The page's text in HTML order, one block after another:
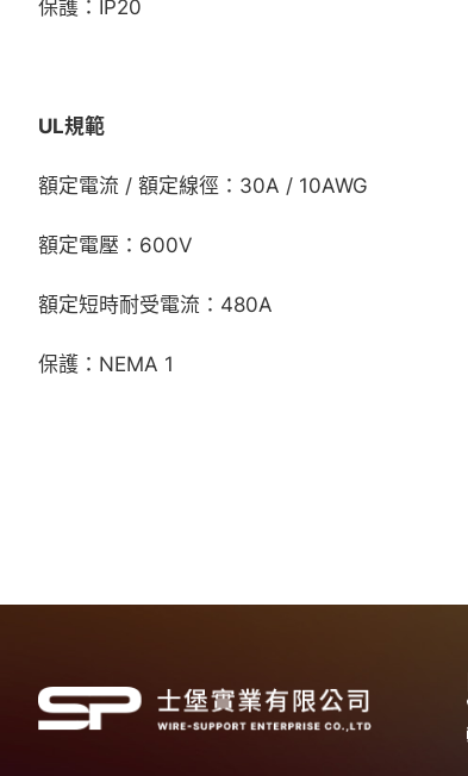
保護：IP20
UL規範
額定電流 / 額定線徑：30A / 10AWG
額定電壓：600V
額定短時耐受電流：480A
保護：NEMA 1